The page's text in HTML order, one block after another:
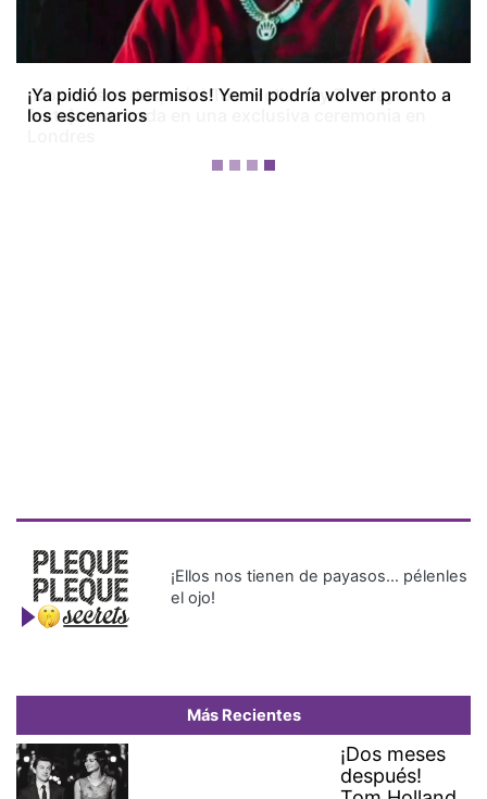
¡Dos meses después! Tom Holland y Zendaya
festejan su boda en una exclusiva ceremonia en
¡Ellos nos tienen de payasos… pélenles
el ojo!
Más Recientes
¡Dos meses
después!